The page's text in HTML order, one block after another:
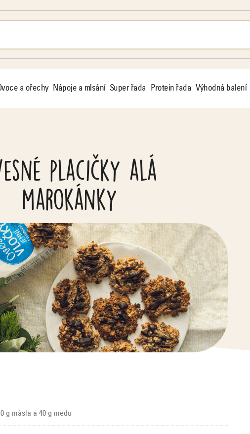
a ořechy Nápoje a mlsání Super řada Protein řada Výhodná balení
placičky alá
marokánky
g másla a 40 g medu